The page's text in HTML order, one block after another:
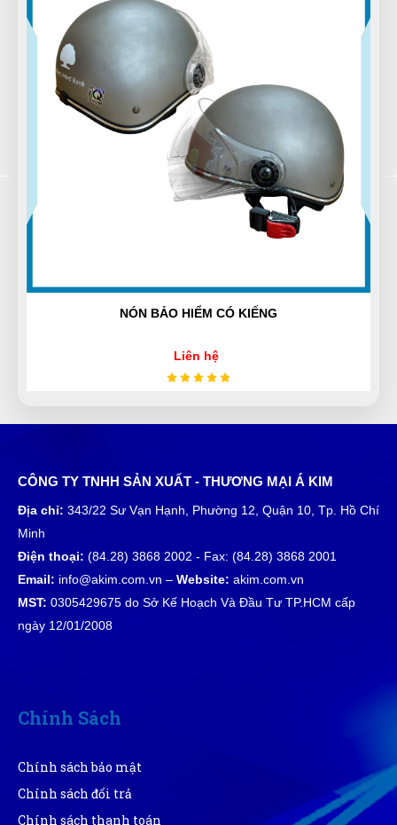
Hàng mới. Không chê vào đâu được. Thanks shop!
Minh Quân Hoàng
(Đánh giá 1 năm trước)
Sản phẩm tốt giao hàng nhanh ship thân thiện
T
Tuyền
Mọi người đến thử nhé, hàng bên đây đúng đẹp, chất
lượng và giá tốt
TA
Tuấn Anh
Cao Văn Hùng
(Đánh giá 1 năm trước)
NÓN BẢO HIỂM CÓ KIẾNG
Liên hệ
CÔNG TY TNHH SẢN XUẤT - THƯƠNG MẠI Á KIM
Địa chỉ: 343/22 Sư Vạn Hạnh, Phường 12, Quận 10, Tp. Hồ Chí
Minh
Điện thoại: (84.28) 3868 2002 - Fax: (84.28) 3868 2001
Email: info@akim.com.vn – Website: akim.com.vn
MST: 0305429675 do Sở Kế Hoạch Và Đầu Tư TP.HCM cấp
ngày 12/01/2008
Chính Sách
Chính sách bảo mật
Chính sách đổi trả
Chính sách thanh toán